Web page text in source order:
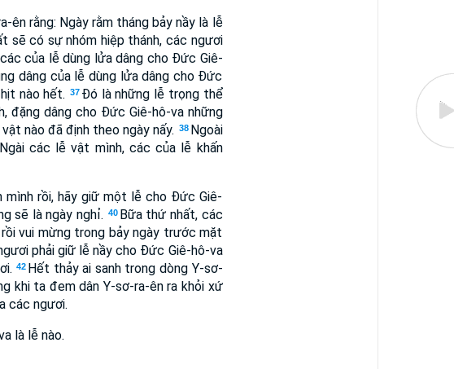
ên rằng: Ngày rằm tháng bảy nầy là lễ
sẽ có sự nhóm hiệp thánh, các ngươi
của lễ dùng lửa dâng cho Ðức Giê-
dâng của lễ dùng lửa dâng cho Ðức
nào hết. 37 Ðó là những lễ trọng thể
đặng dâng cho Ðức Giê-hô-va những
nào đã định theo ngày nấy. 38 Ngoài
các lễ vật mình, các của lễ khấn
mình rồi, hãy giữ một lễ cho Ðức Giê-
sẽ là ngày nghỉ. 40 Bữa thứ nhất, các
vui mừng trong bảy ngày trước mặt
phải giữ lễ nầy cho Ðức Giê-hô-va
42 Hết thảy ai sanh trong dòng Y-sơ-
khi ta đem dân Y-sơ-ra-ên ra khỏi xứ
các ngươi.
là lễ nào.